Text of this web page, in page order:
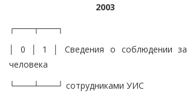
2003
┌───┬───┐
│ 0 │ 1 │ Сведения о соблюдении
человека
└───┴───┘ сотрудниками УИС